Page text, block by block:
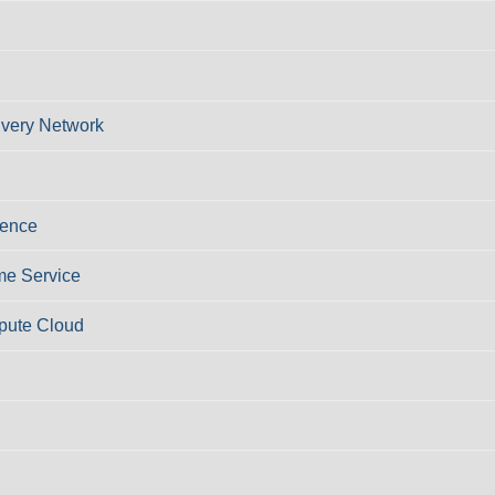
Network
Service
Cloud